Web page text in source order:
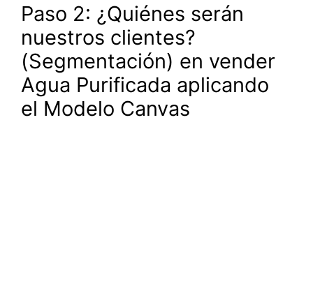
Paso 2: ¿Quiénes serán
nuestros clientes?
(Segmentación) en vender
Agua Purificada aplicando
el Modelo Canvas